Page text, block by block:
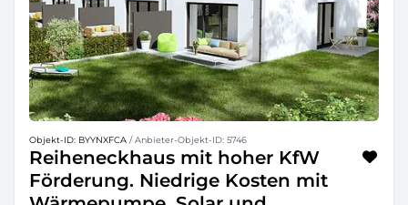
Objekt-ID: BYYNXFCA / Anbieter-Objekt-ID: 5746
Reiheneckhaus mit hoher KfW
Förderung. Niedrige Kosten mit